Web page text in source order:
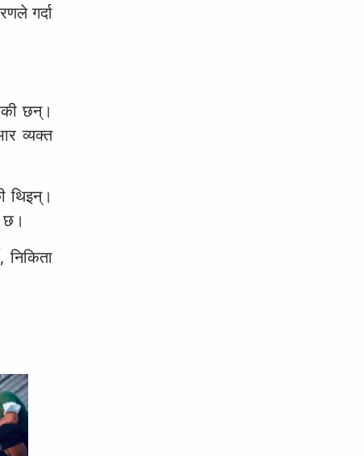
गर्दा
छन्।
व्यक्त
थिइन्।
छ।